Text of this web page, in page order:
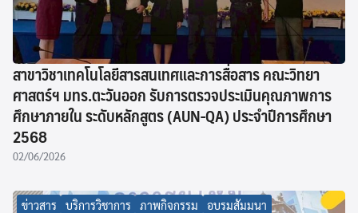
สาขาวิชาเทคโนโลยีสารสนเทศและการสื่อสาร คณะวิทยา
ศาสตร์ฯ มทร.ตะวันออก รับการตรวจประเมินคุณภาพการ
ศึกษาภายใน ระดับหลักสูตร (AUN-QA) ประจำปีการศึกษา
2568
02/06/2026
ข่าวสาร บริการวิชาการ ภาพกิจกรรม อบรมสัมมนา